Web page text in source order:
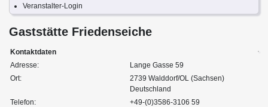
Veranstalter-Login
Gaststätte Friedenseiche
Kontaktdaten
Adresse:
Lange Gasse 59
Ort:
2739 Walddorf/OL (Sachsen)
Deutschland
Telefon:
+49-(0)3586-3106 59